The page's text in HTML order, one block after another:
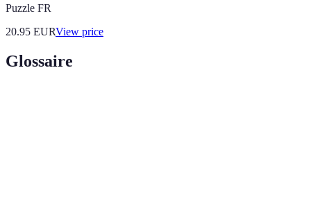
Puzzle FR
20.95 EURView price
Glossaire